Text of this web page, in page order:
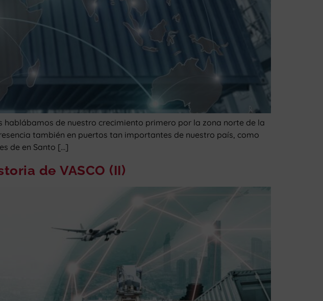
de nuestro crecimiento primero por la zona norte de la
también en puertos tan importantes de nuestro país, como
de en Santo […]
de VASCO (II)